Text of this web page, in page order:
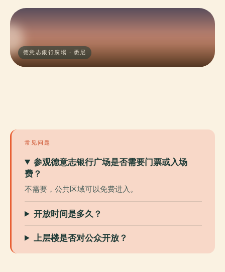
德意志銀行廣場 · 悉尼
常见问题
参观德意志银行广场是否需要门票或入场
费？
不需要，公共区域可以免费进入。
开放时间是多久？
上层楼是否对公众开放？